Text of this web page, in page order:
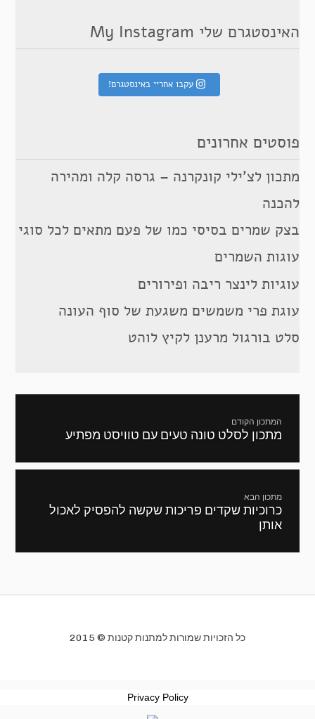
האינסטגרם שלי My Instagram
עקבו אחריי באינסטגרם!
פוסטים אחרונים
מתכון לצ’ילי קונקרנה – גרסה קלה ומהירה
להכנה
בצק שמרים בסיסי כמו של פעם מתאים לכל סוגי
עוגות השמרים
עוגיות לינצר ריבה ופירורים
עוגת פרי משמשים משגעת של סוף העונה
סלט בורגול מרענן לקיץ לוהט
המתכון הקודם
מתכון
מתכון לסלט טונה טעים עם טוויסט מפתיע
מתכון הבא
המתכון
הבא:
כרוכיות שקדים פריכות שקשה להפסיק לאכול
אותן
כל הזכויות שמורות למתנות קטנות © 2015
Privacy Policy